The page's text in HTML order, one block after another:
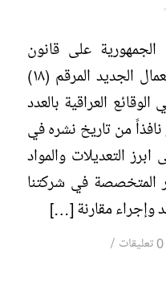
على قانون
التقاعد والضمان الاجتماعي للعمال الجديد المرقم (١٨)
في الوقائع العراقية بالعدد
٢٠٢٣/٨/٢٨ ويعتبر نافذاً من تاريخ نشره في
التعديلات والمواد
المتخصصة في شركتنا
وإجراء مقارنة […]
0 تعليقات /